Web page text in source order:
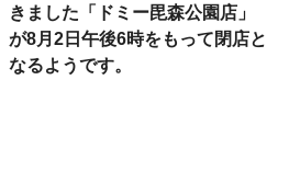
きました「ドミー毘森公園店」
が8月2日午後6時をもって閉店と
なるようです。